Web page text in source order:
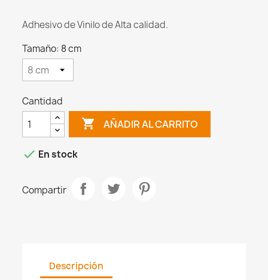
Adhesivo de Vinilo de Alta calidad.
Tamaño: 8 cm
Cantidad
 AÑADIR AL CARRITO
 En stock
Compartir
Descripción